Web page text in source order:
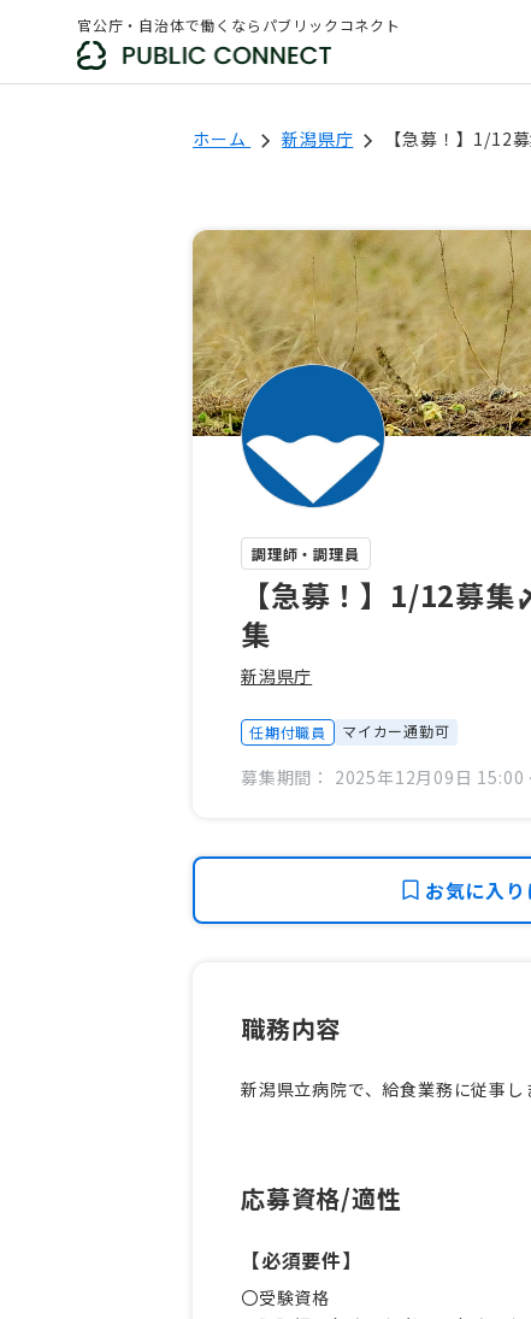
官公庁・自治体で働くならパブリックコネクト
ホーム 新潟県庁 【急募！】1/12
調理師・調理員
【急募！】1/12募
集
新潟県庁
任期付職員 マイカー通勤可
募集期間： 2025年12月09日
お気に入
職務内容
新潟県立病院で、給食業務に従事し
応募資格/適性
【必須要件】
〇受験資格